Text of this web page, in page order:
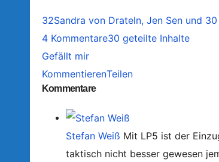
32Sandra von Drateln, Jen Sen und
4 Kommentare30 geteilte Inhalte
Gefällt mir
KommentierenTeilen
Kommentare
Stefan Weiß Mit LP5 ist der
taktisch nicht besser gewesen